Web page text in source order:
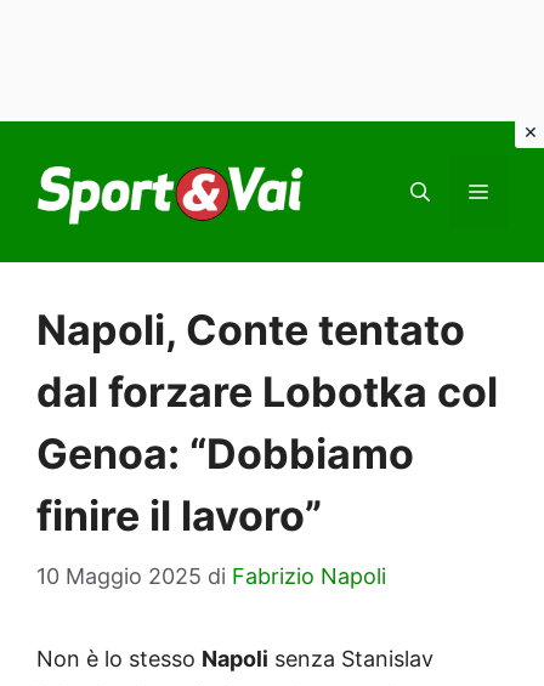
contenuto
Napoli, Conte tentato
dal forzare Lobotka col
Genoa: “Dobbiamo
finire il lavoro”
10 Maggio 2025 di Fabrizio Napoli
Non è lo stesso Napoli senza Stanislav